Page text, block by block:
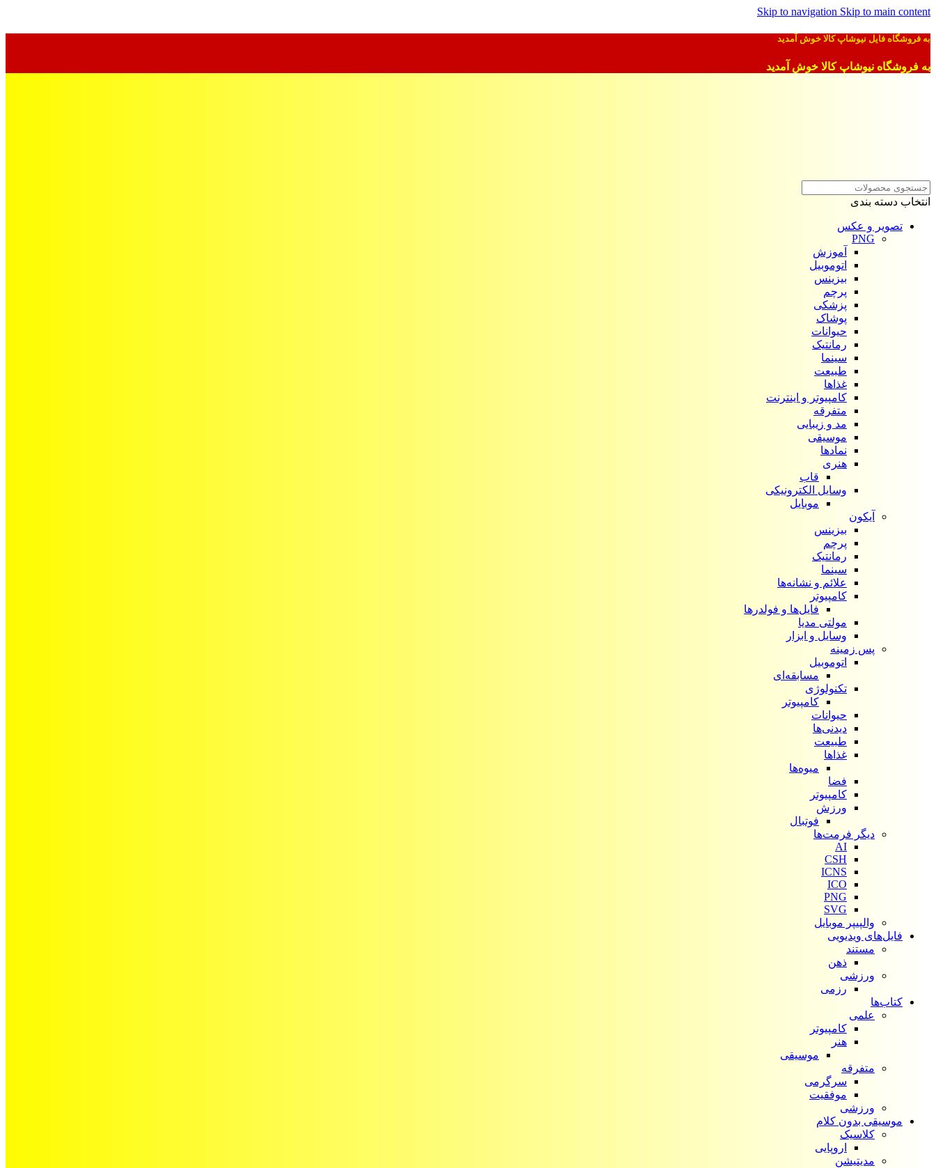
Skip to navigation Skip to main content
به فروشگاه فایل نیوشاپ کالا خوش آمدید
به فروشگاه نیوشاپ کالا خوش آمدید
انتخاب دسته بندی
تصویر و عکس
PNG
آموزش
اتوموبیل
بیزینس
پرچم
پزشکی
پوشاک
حیوانات
رمانتیک
سینما
طبیعت
غذاها
کامپیوتر و اینترنت
متفرقه
مد و زیبایی
موسیقی
نمادها
هنری
قاب
وسایل الکترونیکی
موبایل
آیکون‌
بیزینس
پرچم
رمانتیک
سینما
علائم و نشانه‌ها
کامپیوتر
فایل‌ها و فولدرها
مولتی مدیا
وسایل و ابزار
پس زمینه
اتوموبیل
مسابقه‌ای
تکنولوژی
کامپیوتر
حیوانات
دیدنی‌ها
طبیعت
غذاها
میوه‌ها
فضا
کامپیوتر
ورزش
فوتبال
دیگر فرمت‌ها
AI
CSH
ICNS
ICO
PNG
SVG
والپیپر موبایل
فایل‌های ویدیویی
مستند
ذهن
ورزشی
رزمی
کتاب‌ها
علمی
کامپیوتر
هنر
موسیقی
متفرقه
سرگرمی
موفقیت
ورزشی
موسیقی بدون کلام
کلاسیک
اروپایی
مدیتیشن